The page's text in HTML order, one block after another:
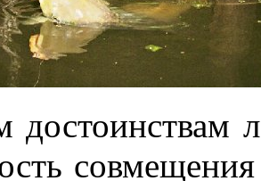
достоинствам